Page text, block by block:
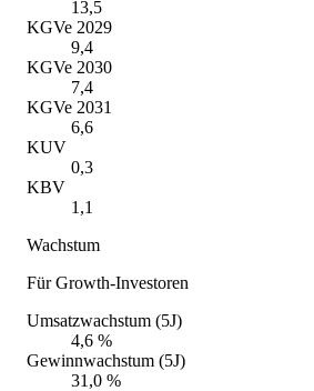
13,5
KGVe 2029
9,4
KGVe 2030
7,4
KGVe 2031
6,6
KUV
0,3
KBV
1,1
Wachstum
Für Growth-Investoren
Umsatzwachstum (5J)
4,6 %
Gewinnwachstum (5J)
31,0 %